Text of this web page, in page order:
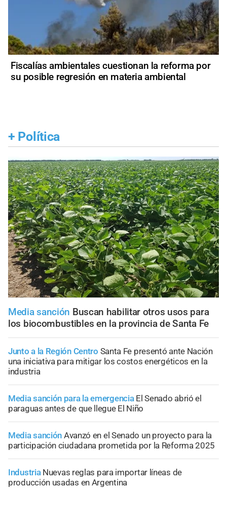
Fiscalías ambientales cuestionan la reforma por
su posible regresión en materia ambiental
+ Política
Media sanción Buscan habilitar otros usos para
los biocombustibles en la provincia de Santa Fe
Junto a la Región Centro Santa Fe presentó ante Nación
una iniciativa para mitigar los costos energéticos en la
industria
Media sanción para la emergencia El Senado abrió el
paraguas antes de que llegue El Niño
Media sanción Avanzó en el Senado un proyecto para la
participación ciudadana prometida por la Reforma 2025
Industria Nuevas reglas para importar líneas de
producción usadas en Argentina